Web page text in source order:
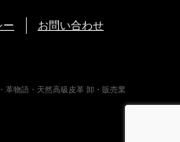
ー お問い合わせ
物語・天然高級皮革 卸・販売業